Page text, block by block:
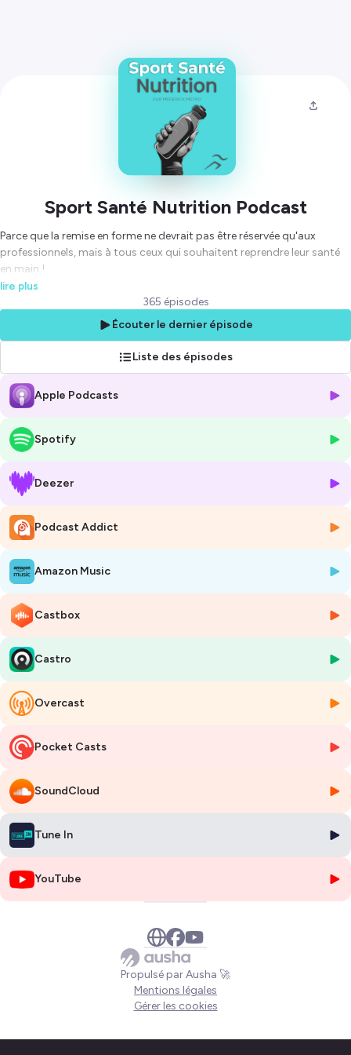
Sport Santé Nutrition Podcast
Parce que la remise en forme ne devrait pas être réservée qu'aux
professionnels, mais à tous ceux qui souhaitent reprendre leur santé
en main !
Ce podcast accessible et participatif vous est présenté par un coach
sportif diplômé d'état afin de vous accompagner au quotidien.
Aujourd'hui le coach c'est moi, demain les pros c'est vous !
Pour découvrir les liens utiles de l'émission, clique ici :
Hébergé par Ausha. Visitez
lire plus
365 épisodes
Écouter le dernier épisode
Liste des épisodes
Apple Podcasts
Spotify
Deezer
Podcast Addict
Amazon Music
Castbox
Castro
Overcast
Pocket Casts
SoundCloud
Tune In
YouTube
Propulsé par Ausha 🚀
Mentions légales
Gérer les cookies